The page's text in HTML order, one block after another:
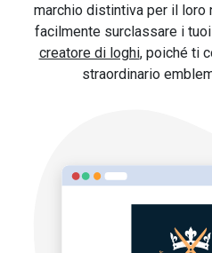
marchio distintiva per il loro
facilmente surclassare i
creatore di loghi, poiché ti
straordinario